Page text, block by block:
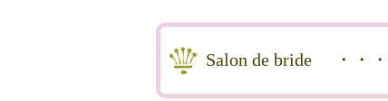
Salon de bride ・・・